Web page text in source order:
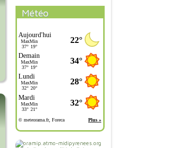
Météo